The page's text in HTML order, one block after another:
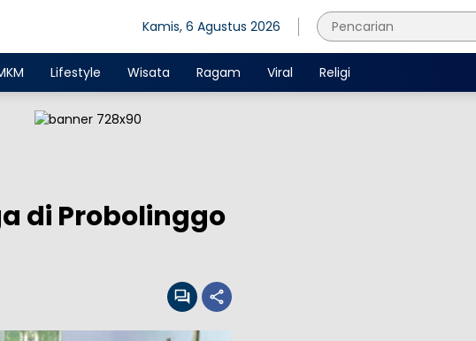
Kamis, 6 Agustus 2026
Lifestyle Wisata Ragam Viral Religi
di Probolinggo